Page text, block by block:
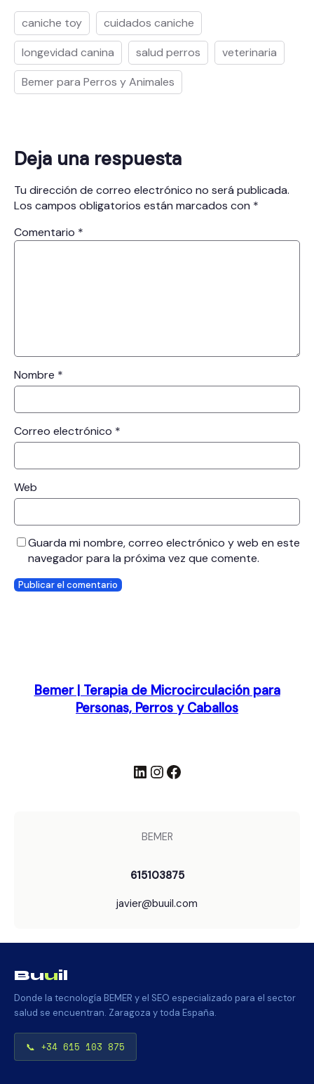
caniche toy
cuidados caniche
longevidad canina
salud perros
veterinaria
Bemer para Perros y Animales
Deja una respuesta
Tu dirección de correo electrónico no será publicada.
Los campos obligatorios están marcados con *
Comentario *
Nombre *
Correo electrónico *
Web
Guarda mi nombre, correo electrónico y web en este
navegador para la próxima vez que comente.
Bemer | Terapia de Microcirculación para
Personas, Perros y Caballos
LinkedIn InstagramFacebook
BEMER
615103875
javier@buuil.com
Buuil
Donde la tecnología BEMER y el SEO especializado para el sector
salud se encuentran. Zaragoza y toda España.
📞 +34 615 103 875